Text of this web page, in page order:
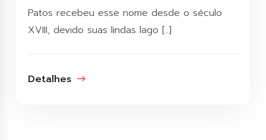
Patos recebeu esse nome desde o século
XVIII, devido suas lindas lago [..]
Detalhes